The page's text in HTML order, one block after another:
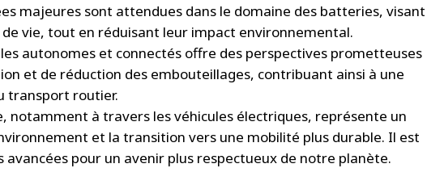
majeures sont attendues dans le domaine des batteries, visant
vie, tout en réduisant leur impact environnemental.
autonomes et connectés offre des perspectives prometteuses
et de réduction des embouteillages, contribuant ainsi à une
transport routier.
notamment à travers les véhicules électriques, représente un
et la transition vers une mobilité plus durable. Il est
avancées pour un avenir plus respectueux de notre planète.